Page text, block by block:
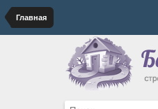
Главная